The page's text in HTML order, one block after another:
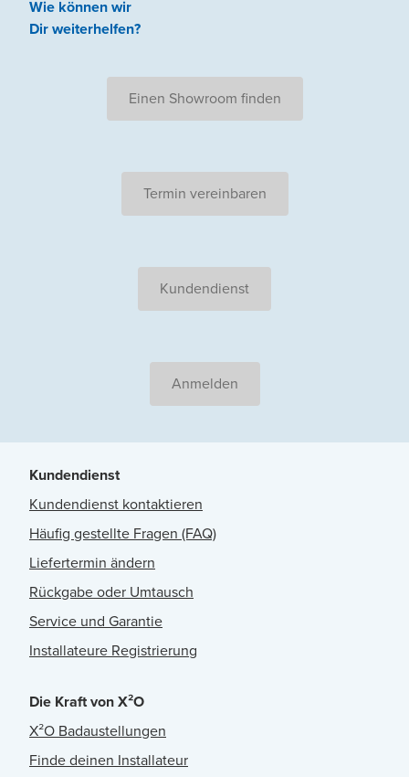
Wie können wir
Dir weiterhelfen?
Einen Showroom finden
Termin vereinbaren
Kundendienst
Anmelden
Kundendienst
Kundendienst kontaktieren
Häufig gestellte Fragen (FAQ)
Liefertermin ändern
Rückgabe oder Umtausch
Service und Garantie
Installateure Registrierung
Die Kraft von X²O
X²O Badaustellungen
Finde deinen Installateur